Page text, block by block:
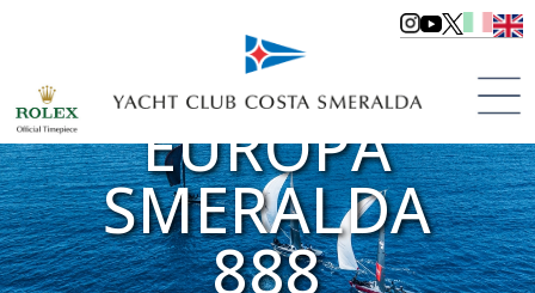
COPPA
EUROPA
SMERALDA
888